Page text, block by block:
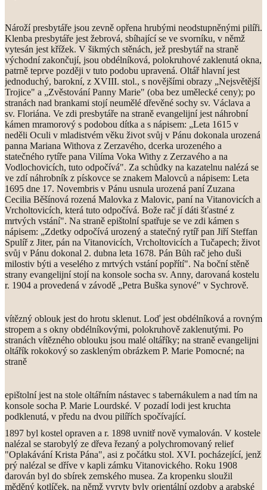
Nároží presbytáře jsou zevně opřena hrubými neodstupněnými pilíři.
Klenba presbytáře jest žebrová, sbíhající se ve svorníku, v němž
vytesán jest křížek. V šikmých stěnách, jež presbytář na straně
východní zakončují, jsou obdélníková, polokruhové zaklenutá okna,
patrně teprve později v tuto podobu upravená. Oltář hlavní jest
jednoduchý, barokní, z XVIII. stol., s novějšími obrazy „Nejsvětější
Trojice" a „Zvěstování Panny Marie" (oba bez umělecké ceny); po
stranách nad brankami stojí neumělé dřevěné sochy sv. Václava a
sv. Floriána. Ve zdi presbytáře na straně evangelijní jest náhrobní
kámen mramorový s podobou dítka a s nápisem: „Leta 1615 v
neděli Oculi v mladistvém věku život svůj v Pánu dokonala urozená
panna Mariana Withova z Zerzavého, dcerka urozeného a
statečného rytíře pana Vilíma Voka Withy z Zerzavého a na
Vodlochovicích, tuto odpočívá". Za schůdky na kazatelnu nalézá se
ve zdí náhrobník z pískovce se znakem Malovců a nápisem: Leta
1695 dne 17. Novembris v Pánu usnula urozená paní Zuzana
Cecilia Běšínová rozená Malovka z Malovic, paní na Vitanovicích a
Vrcholtovicích, která tuto odpočívá. Bože rač jí dáti šťastné z
mrtvých vstání". Na straně epištolní spatřuje se ve zdi kámen s
nápisem: „Zdetky odpočívá urozený a statečný rytíř pan Jiří Steffan
Spulíř z Jiter, pán na Vitanovicích, Vrcholtovicích a Tučapech; život
svůj v Pánu dokonal 2. dubna leta 1678. Pán Bůh rač jeho duši
milostiv býti a veselého z mrtvých vstání popřítí". Na boční stěně
strany evangelijní stojí na konsole socha sv. Anny, darovaná kostelu
r. 1904 a provedená v závodě „Petra Buška synové" v Sychrově.
vítězný oblouk jest do hrotu sklenut. Loď jest obdélníková a rovným
stropem a s okny obdélníkovými, polokruhově zaklenutými. Po
stranách vítězného oblouku jsou malé oltáříky; na straně evangelijni
oltářík rokokový so zaskleným obrázkem P. Marie Pomocné; na
straně
epištolní jest na stole oltářním nástavec s tabernákulem a nad tím na
konsole socha P. Marie Lourdské. V pozadí lodi jest kruchta
podklenutá, v předu na dvou pilířích spočívající.
1897 byl kostel opraven a r. 1898 uvnitř nově vymalován. V kostele
nalézal se starobylý ze dřeva řezaný a polychromovaný relief
"Oplakávání Krista Pána", asi z počátku stol. XVI. pocházející, jenž
prý nalézal se dříve v kapli zámku Vitanovického. Roku 1908
darován byl do sbírek zemského musea. Za kropenku sloužil
měděný kotlíček, na němž vyryty byly orientální ozdoby a arabské